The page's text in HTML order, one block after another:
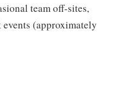
team off-sites,
(approximately